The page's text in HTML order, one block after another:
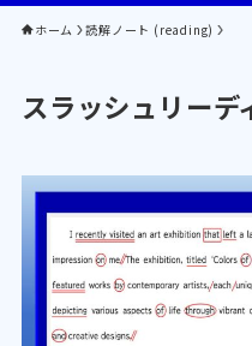
ホーム 読解ノート (reading)
スラッシュリー